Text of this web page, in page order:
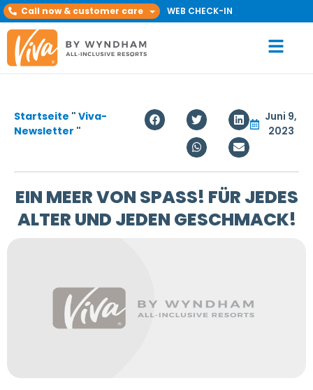
Call now & customer care WEB CHECK-IN
Startseite " Viva-
Newsletter "
Juni 9,
2023
EIN MEER VON SPASS! FÜR JEDES
ALTER UND JEDEN GESCHMACK!